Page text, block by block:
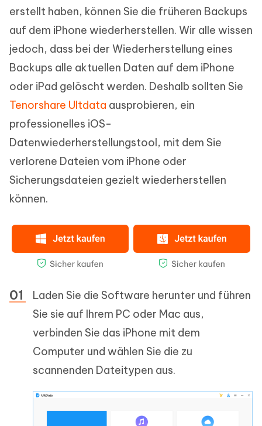
erstellt haben, können Sie die früheren Backups
auf dem iPhone wiederherstellen. Wir alle wissen
jedoch, dass bei der Wiederherstellung eines
Backups alle aktuellen Daten auf dem iPhone
oder iPad gelöscht werden. Deshalb sollten Sie
Tenorshare Ultdata ausprobieren, ein
professionelles iOS-
Datenwiederherstellungstool, mit dem Sie
verlorene Dateien vom iPhone oder
Sicherungsdateien gezielt wiederherstellen
können.
Laden Sie die Software herunter und führen
Sie sie auf Ihrem PC oder Mac aus,
verbinden Sie das iPhone mit dem
Computer und wählen Sie die zu
scannenden Dateitypen aus.